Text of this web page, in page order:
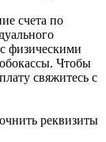
счета по
физическими
Чтобы
свяжитесь с
реквизиты